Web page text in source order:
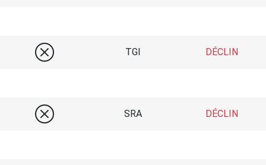
TGI DÉCLIN
SRA DÉCLIN